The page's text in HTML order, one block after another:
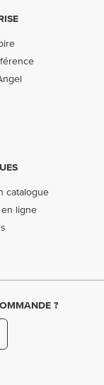
catalogue
ligne
?